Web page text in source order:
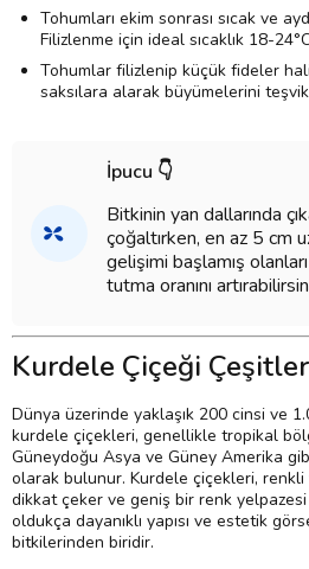
Tohumları ekim sonrası sıcak ve
Filizlenme için ideal sıcaklık 18-
Tohumlar filizlenip küçük fideler
saksılara alarak büyümelerini
İpucu 👇
Bitkinin yan dallarında
çoğaltırken, en az 5 cm
gelişimi başlamış
tutma oranını
Kurdele Çiçeği
Dünya üzerinde yaklaşık 200 cinsi ve
kurdele çiçekleri, genellikle tropikal
Güneydoğu Asya ve Güney Amerika
olarak bulunur. Kurdele çiçekleri,
dikkat çeker ve geniş bir renk
oldukça dayanıklı yapısı ve estetik
bitkilerinden biridir.